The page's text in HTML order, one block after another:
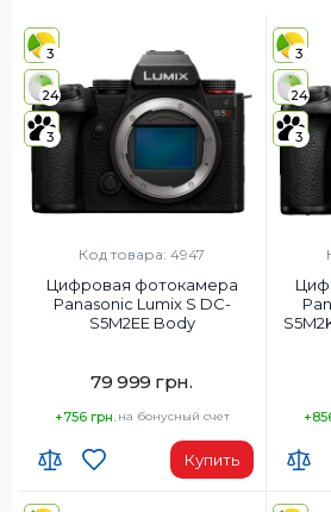
3
24
3
Код товара: 4947
Цифровая фотокамера
Panasonic Lumix S DC-
S5M2EE Body
79 999 грн.
+756 грн. на бонусный счет
Купить
3
24
3